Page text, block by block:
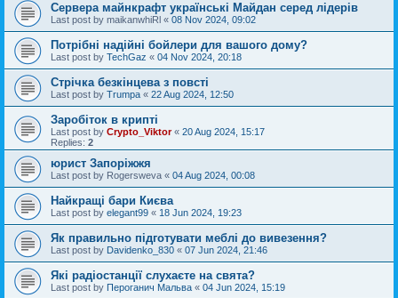
Сервера майнкрафт українські Майдан серед лідерів
Last post by maikanwhiRl « 08 Nov 2024, 09:02
Потрібні надійні бойлери для вашого дому?
Last post by TechGaz « 04 Nov 2024, 20:18
Стрічка безкінцева з повсті
Last post by Trumpa « 22 Aug 2024, 12:50
Заробіток в крипті
Last post by Crypto_Viktor« 20 Aug 2024, 15:17
Replies: 2
юрист Запоріжжя
Last post by Rogersweva « 04 Aug 2024, 00:08
Найкращі бари Києва
Last post by elegant99 « 18 Jun 2024, 19:23
Як правильно підготувати меблі до вивезення?
Last post by Davidenko_830 « 07 Jun 2024, 21:46
Які радіостанції слухаєте на свята?
Last post by Пероганич Мальва « 04 Jun 2024, 15:19